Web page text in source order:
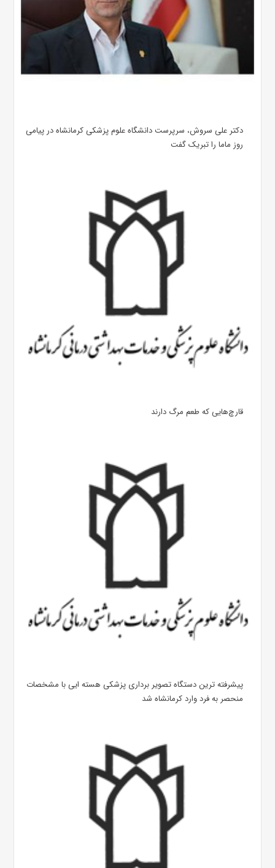
دکتر علی سروش، سرپرست دانشگاه علوم پزشکی کرمانشاه در پیامی
روز ماما را تبریک گفت
قارچ‌هایی که طعم مرگ دارند
پیشرفته ترین دستگاه تصویر برداری پزشکی هسته ایی با مشخصات
منحصر به فرد وارد کرمانشاه شد